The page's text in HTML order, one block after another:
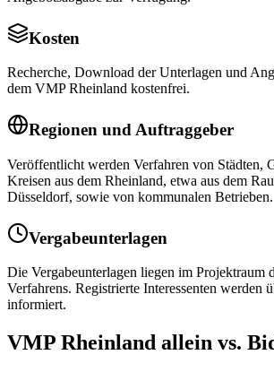
Kosten
Recherche, Download der Unterlagen und
dem VMP Rheinland kostenfrei.
Regionen und Auftraggeber
Veröffentlicht werden Verfahren von Städten,
Kreisen aus dem Rheinland, etwa aus dem
Düsseldorf, sowie von kommunalen Betrieben.
Vergabeunterlagen
Die Vergabeunterlagen liegen im Projektraum
Verfahrens. Registrierte Interessenten werden
informiert.
VMP Rheinland allein vs.